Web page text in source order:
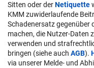
Sitten oder derNetiquette
KMM zuwiderlaufende
Schadenersatz gegenüber
machen, die Nutzer-Daten
verwenden und
bringen (siehe auch AGB).
via unserer Melde- und